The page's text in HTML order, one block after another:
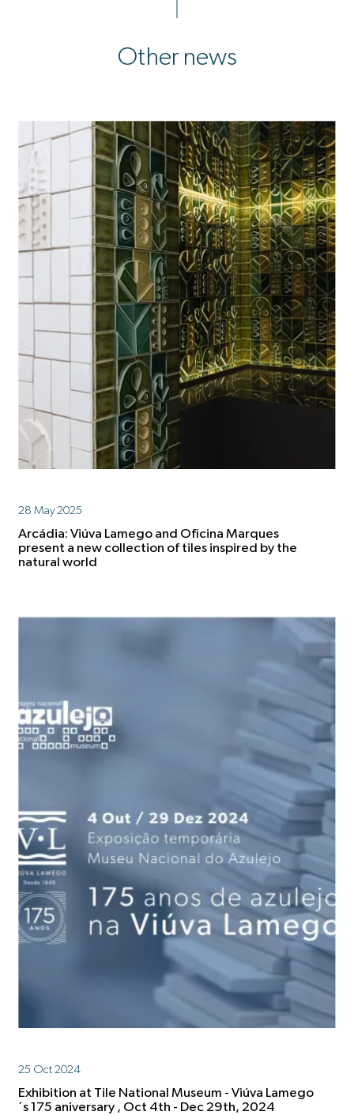
Other news
28 May 2025
Arcádia: Viúva Lamego and Oficina Marques
present a new collection of tiles inspired by the
natural world
25 Oct 2024
Exhibition at Tile National Museum - Viúva Lamego
´s 175 aniversary , Oct 4th - Dec 29th, 2024